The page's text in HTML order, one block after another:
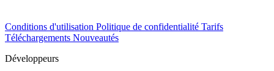
Conditions d'utilisation Politique de confidentialité Tarifs
Téléchargements Nouveautés
Développeurs